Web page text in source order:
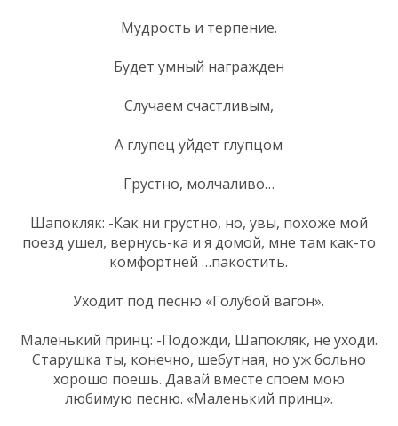
Мудрость и терпение.
Будет умный награжден
Случаем счастливым,
А глупец уйдет глупцом
Грустно, молчаливо…
Шапокляк: -Как ни грустно, но, увы, похоже мой
поезд ушел, вернусь-ка и я домой, мне там как-то
комфортней …пакостить.
Уходит под песню «Голубой вагон».
Маленький принц: -Подожди, Шапокляк, не уходи.
Старушка ты, конечно, шебутная, но уж больно
хорошо поешь. Давай вместе споем мою
любимую песню. «Маленький принц».